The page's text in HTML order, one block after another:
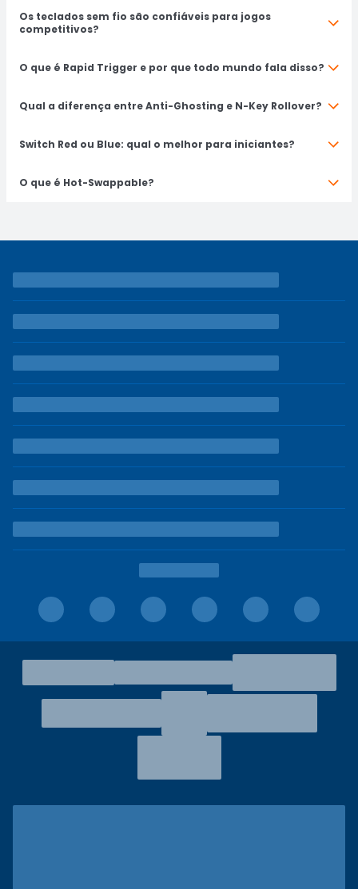
Os teclados sem fio são confiáveis para jogos
competitivos?
O que é Rapid Trigger e por que todo mundo fala disso?
Qual a diferença entre Anti-Ghosting e N-Key Rollover?
Switch Red ou Blue: qual o melhor para iniciantes?
O que é Hot-Swappable?